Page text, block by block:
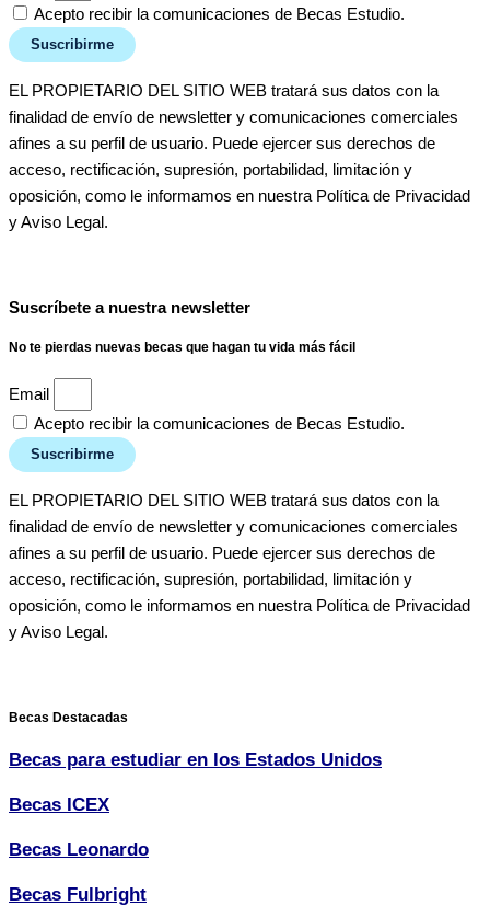
Acepto recibir la comunicaciones de Becas Estudio.
Suscribirme
EL PROPIETARIO DEL SITIO WEB tratará sus datos con la
finalidad de envío de newsletter y comunicaciones comerciales
afines a su perfil de usuario. Puede ejercer sus derechos de
acceso, rectificación, supresión, portabilidad, limitación y
oposición, como le informamos en nuestra Política de Privacidad
y Aviso Legal.
Suscríbete a nuestra newsletter
No te pierdas nuevas becas que hagan tu vida más fácil
Email
Acepto recibir la comunicaciones de Becas Estudio.
Suscribirme
EL PROPIETARIO DEL SITIO WEB tratará sus datos con la
finalidad de envío de newsletter y comunicaciones comerciales
afines a su perfil de usuario. Puede ejercer sus derechos de
acceso, rectificación, supresión, portabilidad, limitación y
oposición, como le informamos en nuestra Política de Privacidad
y Aviso Legal.
Becas Destacadas
Becas para estudiar en los Estados Unidos
Becas ICEX
Becas Leonardo
Becas Fulbright